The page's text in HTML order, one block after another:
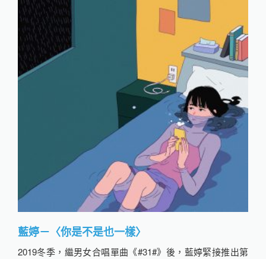
藍婷－〈你是不是也一樣〉
2019冬季，繼男女合唱單曲《#31#》後，藍婷緊接推出第